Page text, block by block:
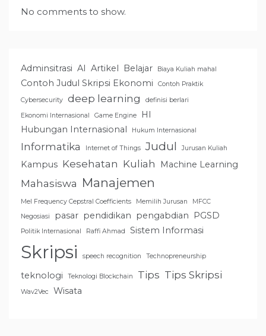
No comments to show.
Adminsitrasi AI Artikel Belajar Biaya Kuliah mahal
Contoh Judul Skripsi Ekonomi Contoh Praktik
Cybersecurity deep learning
definisi berlari
Ekonomi Internasional
Game Engine
HI
Hubungan Internasional
Hukum Internasional
Informatika Internet of Things Judul Jurusan Kuliah
Kampus Kesehatan Kuliah Machine Learning
Mahasiswa Manajemen
Mel Frequency Cepstral Coefficients Memilih Jurusan
MFCC
Negosiasi
pasar pendidikan pengabdian PGSD
Politik Internasional Raffi Ahmad Sistem Informasi
Skripsi speech recognition Technopreneurship
teknologi Teknologi Blockchain Tips Tips Skripsi
Wav2Vec Wisata